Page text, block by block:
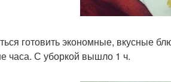
готовить экономные, вкусные
часа. С уборкой вышло 1 ч.